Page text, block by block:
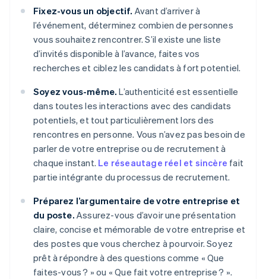
Fixez-vous un objectif. Avant d’arriver à
l’événement, déterminez combien de personnes
vous souhaitez rencontrer. S’il existe une liste
d’invités disponible à l’avance, faites vos
recherches et ciblez les candidats à fort potentiel.
Soyez vous-même. L’authenticité est essentielle
dans toutes les interactions avec des candidats
potentiels, et tout particulièrement lors des
rencontres en personne. Vous n’avez pas besoin de
parler de votre entreprise ou de recrutement à
chaque instant. Le réseautage réel et sincère fait
partie intégrante du processus de recrutement.
Préparez l’argumentaire de votre entreprise et
du poste. Assurez-vous d’avoir une présentation
claire, concise et mémorable de votre entreprise et
des postes que vous cherchez à pourvoir. Soyez
prêt à répondre à des questions comme « Que
faites-vous ? » ou « Que fait votre entreprise ? ».